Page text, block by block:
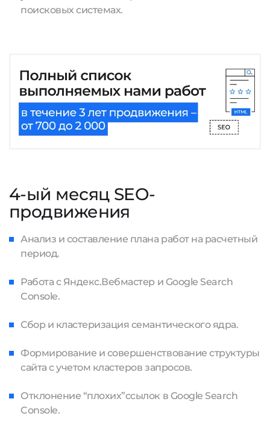
поисковых системах.
4-ый месяц SEO-
продвижения
Анализ и составление плана работ на расчетный
период.
Работа с Яндекс.Вебмастер и Google Search
Console.
Сбор и кластеризация семантического ядра.
Формирование и совершенствование структуры
сайта с учетом кластеров запросов.
Отклонение “плохих”ссылок в Google Search
Console.